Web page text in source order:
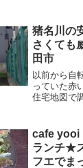
の音を子守
水蒸気がい
猪名川の
さくても
田市
以前から自
っていた赤
住宅地図で
根が目立つ
大通りに背
cafe yooi
ランチ★
フエでま